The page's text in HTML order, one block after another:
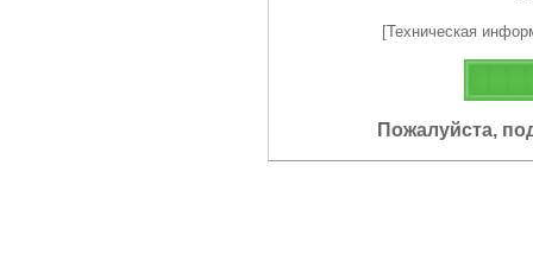
[Техническая
Пожалуйста,